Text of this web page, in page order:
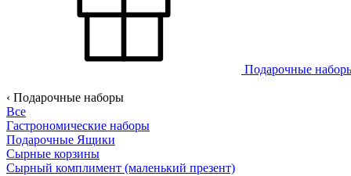
Подарочные
‹ Подарочные наборы
Все
Гастрономические наборы
Подарочные Ящики
Сырные корзины
Сырный комплимент (маленький презент)